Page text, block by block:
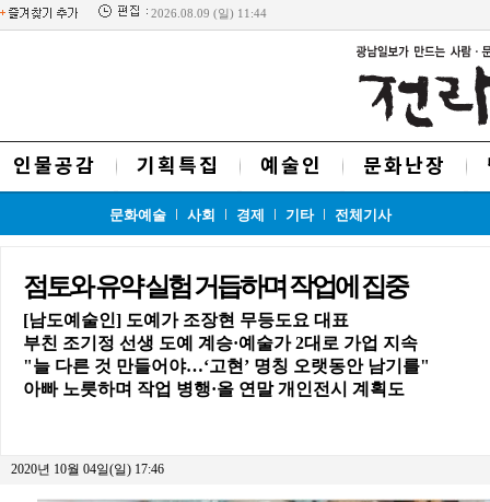
2026.08.09 (일) 11:44
인물공감 기획특집 예술인 문화난장
문화예술 사회 경제 기타 전체기사
점토와 유약 실험 거듭하며 작업에 집중
[남도예술인] 도예가 조장현 무등도요 대표
부친 조기정 선생 도예 계승·예술가 2대로 가업 지속
"늘 다른 것 만들어야…‘고현’ 명칭 오랫동안 남기를"
아빠 노릇하며 작업 병행·올 연말 개인전시 계획도
2020년 10월 04일(일) 17:46